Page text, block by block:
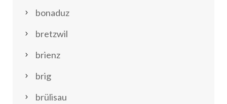
bonaduz
bretzwil
brienz
brig
brülisau